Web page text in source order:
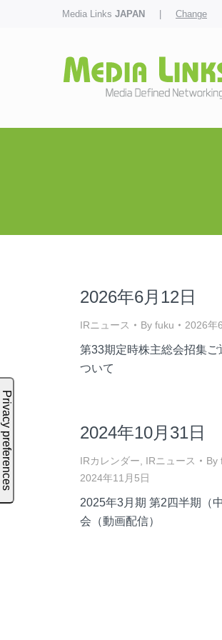
Media Links JAPAN Change
2026年6月12日
IRニュース By fuku 2026年
第33期定時株主総会招集ご
ついて
2024年10月31日
IRカレンダー IRニュース By
2024年11月5日
2025年3月期 第2四半期（
会（動画配信）